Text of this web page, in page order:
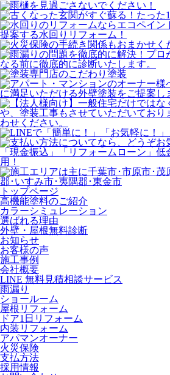
トップページ
⾼機能塗料のご紹介
カラーシミュレーション
選ばれる理由
外壁・屋根無料診断
お知らせ
お客様の声
施⼯事例
会社概要
LINE 無料⾒積相談サービス
⾬漏り
ショールーム
屋根リフォーム
ドア1⽇リフォーム
内装リフォーム
アパマンオーナー
⽕災保険
⽀払⽅法
採⽤情報